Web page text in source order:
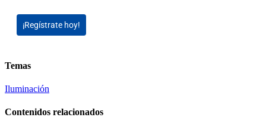
¡Regístrate hoy!
Temas
Iluminación
Contenidos relacionados